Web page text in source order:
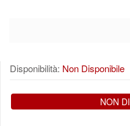
Disponibilità: Non Disponibile
NON